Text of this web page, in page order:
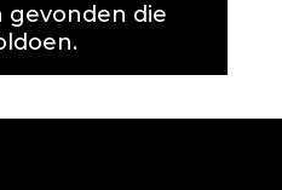
gevonden die